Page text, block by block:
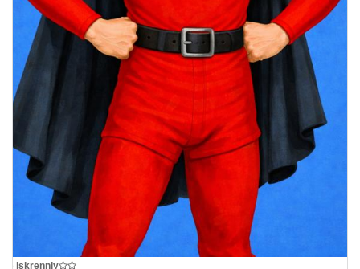
iskrenniy